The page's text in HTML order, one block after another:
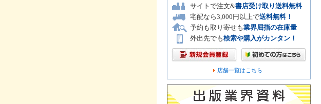
サイトで注文&書店受け取り送料無料
宅配なら3,000円以上で送料無料！
予約も取り寄せも業界屈指の在庫量
外出先でも検索や購入がカンタン！
店舗一覧はこちら